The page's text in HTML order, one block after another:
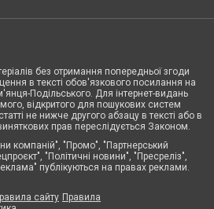
без отримання попередньої згоди
в тексті обов'язкового посилання на
Подільського. Для інтернет-видань
відкритого для пошукових систем
не нижче другого абзацу в тексті або в
прав переслідується Законом.
компаній", "Промо", "Партнерський
"Політичні новини", "Пресреліз",
публікуються на правах реклами.
сайту Правила